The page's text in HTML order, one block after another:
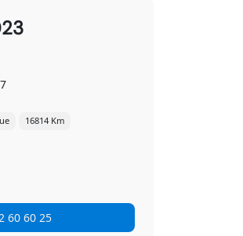
16814 Km
60 60 25